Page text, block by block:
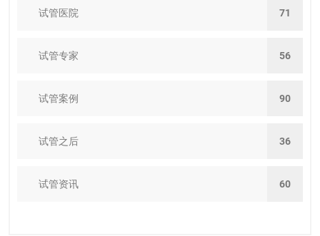
试管医院 71
试管专家 56
试管案例 90
试管之后 36
试管资讯 60